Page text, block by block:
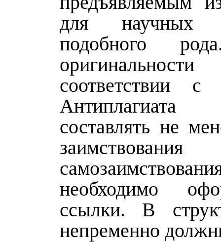
для научных
подобного
соответствии с
составлять не
необходимо
ссылки. В
непременно